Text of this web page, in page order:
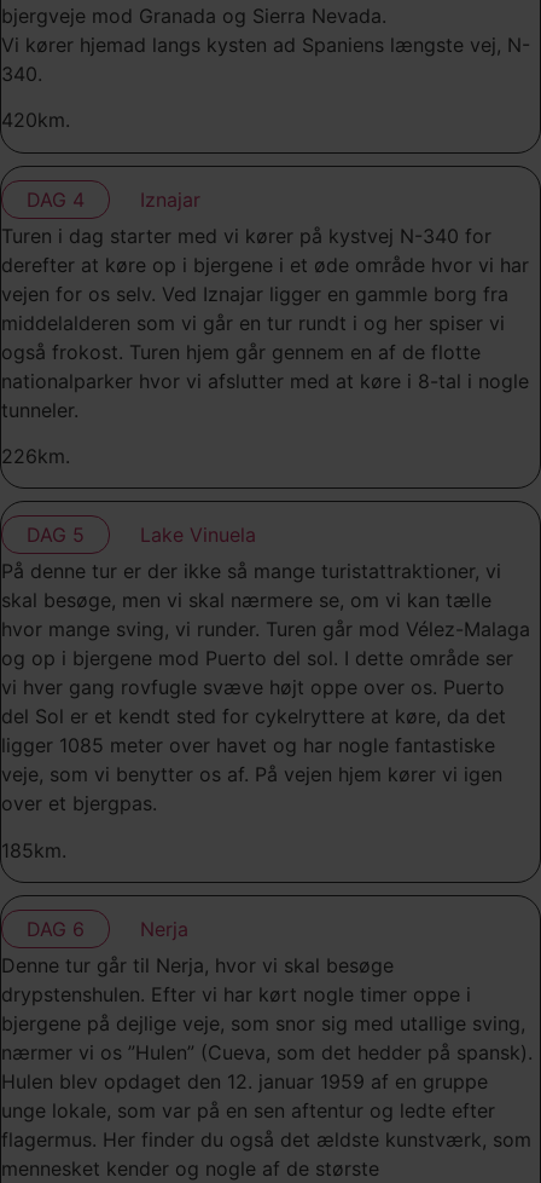
bjergveje mod Granada og Sierra Nevada.
Vi kører hjemad langs kysten ad Spaniens længste vej, N-
340.
420km.
DAG 4
Iznajar
Turen i dag starter med vi kører på kystvej N-340 for
derefter at køre op i bjergene i et øde område hvor vi har
vejen for os selv. Ved Iznajar ligger en gammle borg fra
middelalderen som vi går en tur rundt i og her spiser vi
også frokost. Turen hjem går gennem en af de flotte
nationalparker hvor vi afslutter med at køre i 8-tal i nogle
tunneler.
226km.
DAG 5
Lake Vinuela
På denne tur er der ikke så mange turistattraktioner, vi
skal besøge, men vi skal nærmere se, om vi kan tælle
hvor mange sving, vi runder. Turen går mod Vélez-Malaga
og op i bjergene mod Puerto del sol. I dette område ser
vi hver gang rovfugle svæve højt oppe over os. Puerto
del Sol er et kendt sted for cykelryttere at køre, da det
ligger 1085 meter over havet og har nogle fantastiske
veje, som vi benytter os af. På vejen hjem kører vi igen
over et bjergpas.
185km.
DAG 6
Nerja
Denne tur går til Nerja, hvor vi skal besøge
drypstenshulen. Efter vi har kørt nogle timer oppe i
bjergene på dejlige veje, som snor sig med utallige sving,
nærmer vi os ”Hulen” (Cueva, som det hedder på spansk).
Hulen blev opdaget den 12. januar 1959 af en gruppe
unge lokale, som var på en sen aftentur og ledte efter
flagermus. Her finder du også det ældste kunstværk, som
mennesket kender og nogle af de største